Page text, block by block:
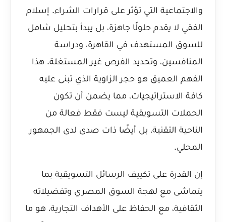
والاجتماعية التي تؤثر على قرارات الشراء. إسلام
الفقي لا يقدم حلولًا جاهزة، بل يبدأ بتحليل شامل
للسوق المستهدف في القاهرة، ودراسة
المنافسين، وتحديد الفرص غير المستغلة. هذا
الفهم العميق هو حجر الزاوية الذي تبنى عليه
كافة الاستراتيجيات، مما يضمن أن تكون
الحملات التسويقية ليست فقط فعالة من
الناحية التقنية، بل أيضًا ذات صدى لدى الجمهور
المحلي.
إن القدرة على تكييف الرسائل التسويقية بما
يتماشى مع لهجة السوق المصري وتفضيلاته
الثقافية، مع الحفاظ على الأهداف التجارية، هو ما